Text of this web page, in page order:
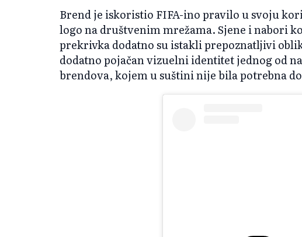
Brend je iskoristio FIFA-ino pravilo u svoju
logo na društvenim mrežama. Sjene i nabori
prekrivka dodatno su istakli prepoznatljivi
dodatno pojačan vizuelni identitet jednog od
brendova, kojem u suštini nije bila potrebna